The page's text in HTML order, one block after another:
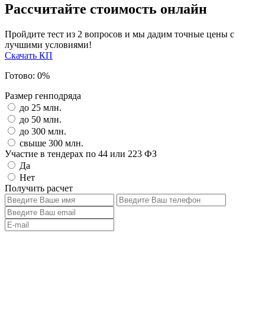
Рассчитайте стоимость онлайн
Пройдите тест из 2 вопросов и мы дадим точные цены с
лучшими условиями!
Скачать КП
Готово: 0%
Размер генподряда
до 25 млн.
до 50 млн.
до 300 млн.
свыше 300 млн.
Участие в тендерах по 44 или 223 ФЗ
Да
Нет
Получить расчет